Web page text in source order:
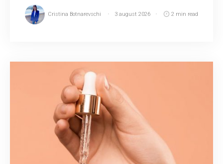
Cristina Botnarevschi 3 august 2026 2 min read